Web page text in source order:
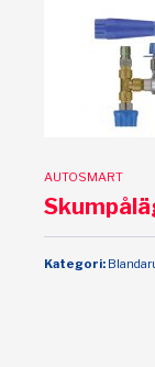
AUTOSMART
Kategori: